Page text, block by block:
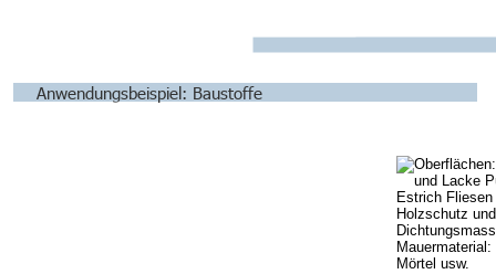
Anwendungsbeispiel: Baustoffe